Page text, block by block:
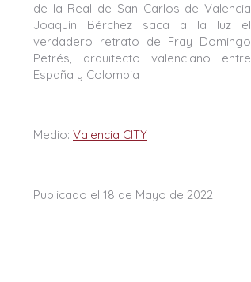
de la Real de San Carlos de Valencia
Joaquín Bérchez saca a la luz el
verdadero retrato de Fray Domingo
Petrés, arquitecto valenciano entre
España y Colombia
Medio: Valencia CITY
Publicado el 18 de Mayo de 2022